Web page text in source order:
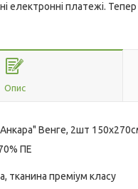
електронні платежі.
Опис
Венге, 2шт
ПЕ
тканина преміум класу